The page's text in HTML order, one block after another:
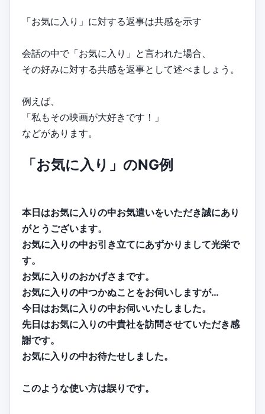
「お気に入り」に対する返事は共感を示す
会話の中で「お気に入り」と言われた場合、
その好みに対する共感を返事として述べましょう。
例えば、
「私もその映画が大好きです！」
などがあります。
「お気に入り」のNG例
本日はお気に入りの中お気遣いをいただき誠にあり
がとうございます。
お気に入りの中お引き立てにあずかりまして光栄で
す。
お気に入りのおかげさまです。
お気に入りの中つかぬことをお伺いしますが…
今日はお気に入りの中お伺いいたしました。
先日はお気に入りの中貴社を訪問させていただき感
謝です。
お気に入りの中お待たせしました。
このような使い方は誤りです。